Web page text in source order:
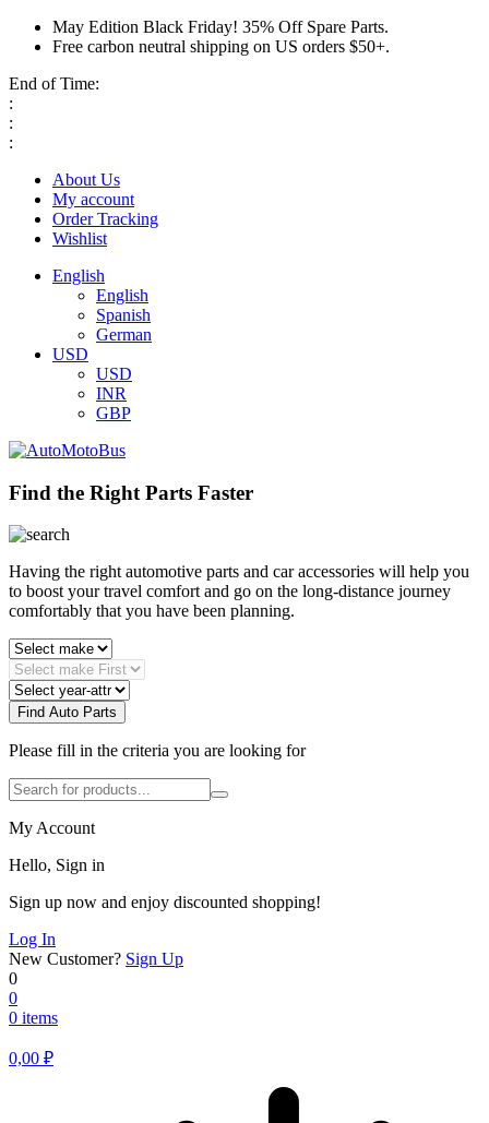
May Edition Black Friday! 35% Off Spare Parts.
Free carbon neutral shipping on US orders $50+.
End of Time:
:
:
:
About Us
My account
Order Tracking
Wishlist
English
English
Spanish
German
USD
USD
INR
GBP
Find the Right Parts Faster
Having the right automotive parts and car accessories will help you
to boost your travel comfort and go on the long-distance journey
comfortably that you have been planning.
Find Auto Parts
Please fill in the criteria you are looking for
My Account
Hello, Sign in
Sign up now and enjoy discounted shopping!
Log In
New Customer? Sign Up
0
0
0 items
0,00 ₽